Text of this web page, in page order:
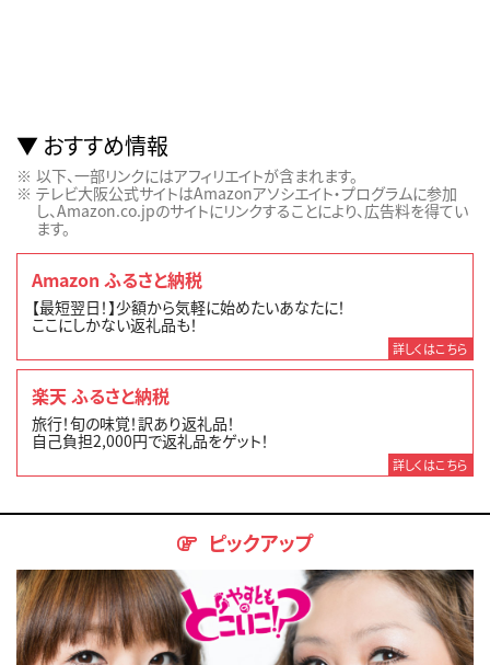
おすすめ情報
以下、一部リンクにはアフィリエイトが含まれます。
テレビ大阪公式サイトはAmazonアソシエイト・プログラムに参加
し、Amazon.co.jpのサイトにリンクすることにより、広告料を得てい
ます。
Amazon ふるさと納税
【最短翌日！】少額から気軽に始めたいあなたに！
ここにしかない返礼品も！
詳しくはこちら
楽天 ふるさと納税
旅行！旬の味覚！訳あり返礼品！
自己負担2,000円で返礼品をゲット！
詳しくはこちら
ピックアップ